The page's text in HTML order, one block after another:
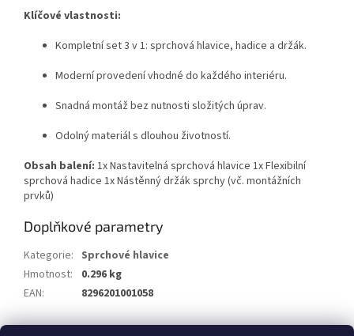
Klíčové vlastnosti:
Kompletní set 3 v 1: sprchová hlavice, hadice a držák.
Moderní provedení vhodné do každého interiéru.
Snadná montáž bez nutnosti složitých úprav.
Odolný materiál s dlouhou životností.
Obsah balení: 1x Nastavitelná sprchová hlavice 1x Flexibilní
sprchová hadice 1x Nástěnný držák sprchy (vč. montážních
prvků)
Doplňkové parametry
Kategorie: Sprchové hlavice
Hmotnost:
0.296 kg
EAN: 8296201001058